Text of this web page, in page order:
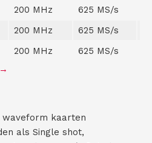
200 MHz
625 MS/s
200 MHz 625 MS/s
200 MHz 625 MS/s
kaarten
als Single shot,